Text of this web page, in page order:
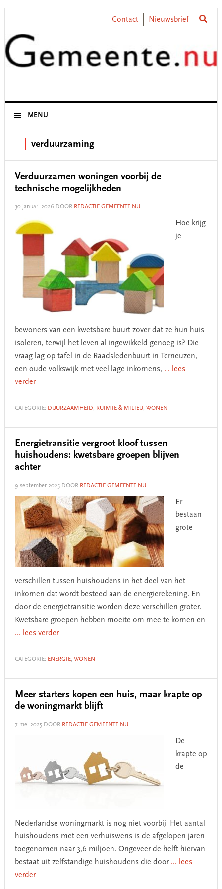
Skip
primary
navigation
Skip
content
Skip
primary
sidebar
Skip
footer
Contact Nieuwsbrief
MENU
verduurzaming
Verduurzamen woningen voorbij de
technische mogelijkheden
30 januari 2026 DOOR REDACTIE GEMEENTE.NU
Hoe krijg
je
bewoners van een kwetsbare buurt zover dat ze hun huis
isoleren, terwijl het leven al ingewikkeld genoeg is? Die
vraag lag op tafel in de Raadsledenbuurt in Terneuzen,
een oude volkswijk met veel lage inkomens, ... lees
verder
CATEGORIE: DUURZAAMHEID, RUIMTE & MILIEU, WONEN
Energietransitie vergroot kloof tussen
huishoudens: kwetsbare groepen blijven
achter
9 september 2025DOOR REDACTIE GEMEENTE.NU
Er
bestaan
grote
verschillen tussen huishoudens in het deel van het
inkomen dat wordt besteed aan de energierekening. En
door de energietransitie worden deze verschillen groter.
Kwetsbare groepen hebben moeite om mee te komen en
... lees verder
CATEGORIE: ENERGIE, WONEN
Meer starters kopen een huis, maar krapte op
de woningmarkt blijft
7 mei 2025DOOR REDACTIE GEMEENTE.NU
De
krapte op
de
Nederlandse woningmarkt is nog niet voorbij. Het aantal
huishoudens met een verhuiswens is de afgelopen jaren
toegenomen naar 3,6 miljoen. Ongeveer de helft hiervan
bestaat uit zelfstandige huishoudens die door ... lees
verder